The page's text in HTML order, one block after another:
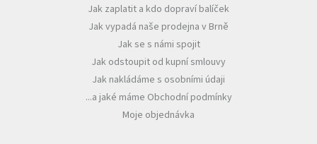
Jak zaplatit a kdo dopraví balíček
Jak vypadá naše prodejna v Brně
Jak se s námi spojit
Jak odstoupit od kupní smlouvy
Jak nakládáme s osobními údaji
...a jaké máme Obchodní podmínky
Moje objednávka